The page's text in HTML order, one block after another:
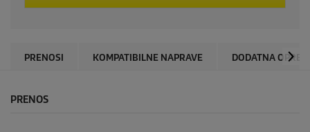
PRENOSI KOMPATIBILNE NAPRAVE DODATNA
PRENOS